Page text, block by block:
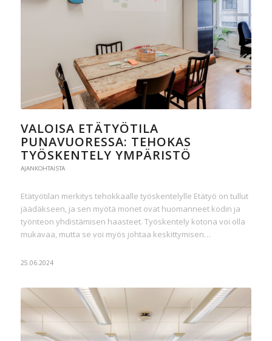
VALOISA ETÄTYÖTILA
PUNAVUORESSA: TEHOKAS
TYÖSKENTELY YMPÄRISTÖ
AJANKOHTAISTA
Etätyötilan merkitys tehokkaalle työskentelylle Etätyö on tullut
jäädäkseen, ja sen myötä monet ovat huomanneet kodin ja
työnteon yhdistämisen haasteet. Työskentely kotona voi olla
mukavaa, mutta se voi myös johtaa keskittymisen…
25.06.2024